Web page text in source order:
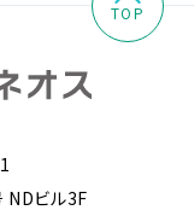
ビル3F
TOP